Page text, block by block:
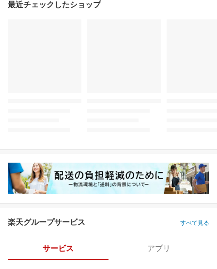
最近チェックしたショップ
楽天グループサービス すべて見る
サービス アプリ